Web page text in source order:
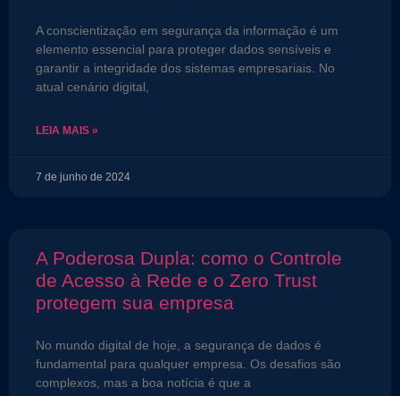
A conscientização em segurança da informação é um
elemento essencial para proteger dados sensíveis e
garantir a integridade dos sistemas empresariais. No
atual cenário digital,
LEIA MAIS »
7 de junho de 2024
A Poderosa Dupla: como o Controle
de Acesso à Rede e o Zero Trust
protegem sua empresa
No mundo digital de hoje, a segurança de dados é
fundamental para qualquer empresa. Os desafios são
complexos, mas a boa notícia é que a